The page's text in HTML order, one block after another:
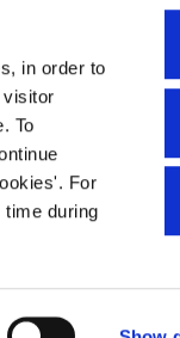
in order to
visitor
To
For
during